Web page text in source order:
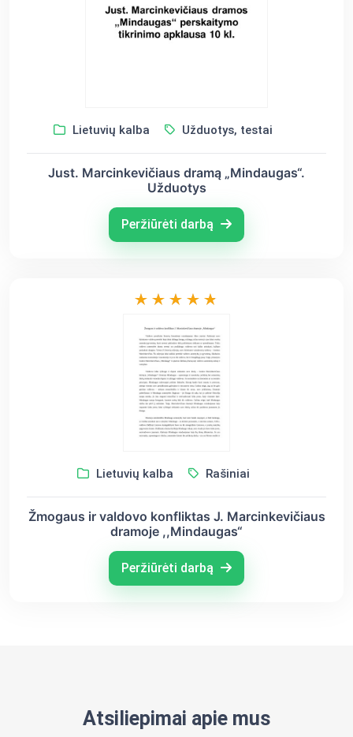
Lietuvių kalba Užduotys, testai
Just. Marcinkevičiaus dramą „Mindaugas“.
Užduotys
Peržiūrėti darbą
Lietuvių kalba Rašiniai
Žmogaus ir valdovo konfliktas J. Marcinkevičiaus
dramoje ,,Mindaugas“
Peržiūrėti darbą
Atsiliepimai apie mus